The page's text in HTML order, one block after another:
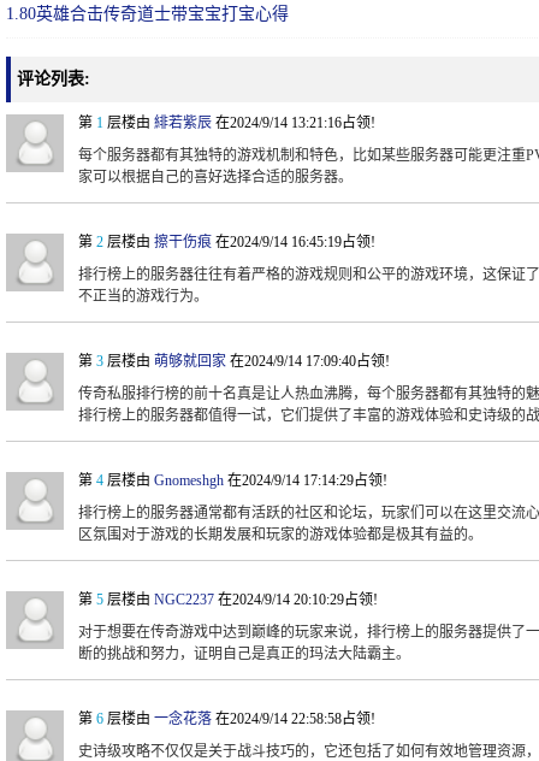
1.80英雄合击传奇道士带宝宝打宝心得
评论列表:
第 1 层楼由 緋若紫辰 在2024/9/14 13:21:16占领!
每个服务器都有其独特的游戏机制和特色，比如某些服务器可能更注重
家可以根据自己的喜好选择合适的服务器。
第 2 层楼由 擦干伤痕 在2024/9/14 16:45:19占领!
排行榜上的服务器往往有着严格的游戏规则和公平的游戏环境，这保证
不正当的游戏行为。
第 3 层楼由 萌够就回家 在2024/9/14 17:09:40占领!
传奇私服排行榜的前十名真是让人热血沸腾，每个服务器都有其独特的
排行榜上的服务器都值得一试，它们提供了丰富的游戏体验和史诗级的
第 4 层楼由 Gnomeshgh 在2024/9/14 17:14:29占领!
排行榜上的服务器通常都有活跃的社区和论坛，玩家们可以在这里交流
区氛围对于游戏的长期发展和玩家的游戏体验都是极其有益的。
第 5 层楼由 NGC2237 在2024/9/14 20:10:29占领!
对于想要在传奇游戏中达到巅峰的玩家来说，排行榜上的服务器提供了
断的挑战和努力，证明自己是真正的玛法大陆霸主。
第 6 层楼由 一念花落 在2024/9/14 22:58:58占领!
史诗级攻略不仅仅是关于战斗技巧的，它还包括了如何有效地管理资源